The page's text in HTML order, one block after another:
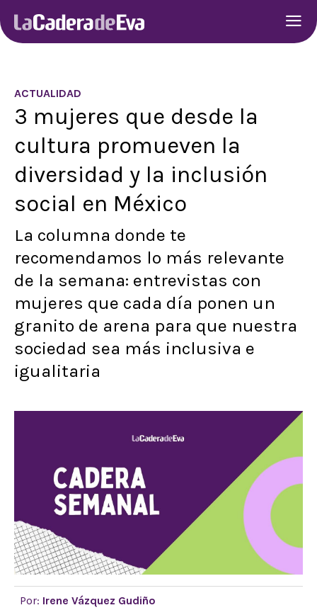
ACTUALIDAD
3 mujeres que desde la
cultura promueven la
diversidad y la inclusión
social en México
La columna donde te
recomendamos lo más relevante
de la semana: entrevistas con
mujeres que cada día ponen un
granito de arena para que nuestra
sociedad sea más inclusiva e
igualitaria
Por: Irene Vázquez Gudiño